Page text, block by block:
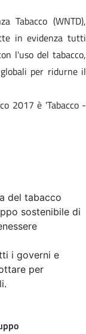
Tabacco (WNTD),
in evidenza tutti
l'uso del tabacco,
per ridurne il
2017 è 'Tabacco -
del tabacco
sostenibile di
i governi e
per